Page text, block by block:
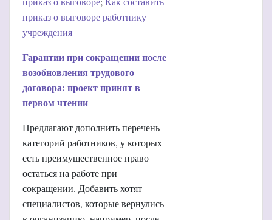
приказ о выговоре работнику
учреждения
Гарантии при сокращении после
возобновления трудового
договора: проект принят в
первом чтении
Предлагают дополнить перечень
категорий работников, у которых
есть преимущественное право
остаться на работе при
сокращении. Добавить хотят
специалистов, которые вернулись